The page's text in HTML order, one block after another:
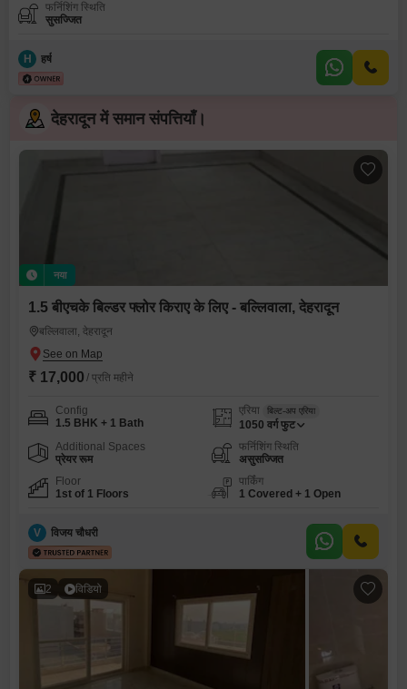
फर्निशिंग स्थिति
सुसज्जित
H हर्ष
देहरादून में समान संपत्तियाँ।
नया
1.5 बीएचके बिल्डर फ्लोर किराए के लिए - बल्लिवाला, देहरादून
बल्लिवाला, देहरादून
₹ 17,000 / प्रति महीने
Config
1.5 BHK + 1 Bath
एरिया बिल्ट-अप एरिया
1050 वर्ग फुट
Additional Spaces
प्रेयर रूम
फर्निशिंग स्थिति
असुसज्जित
Floor
1st of 1 Floors
पार्किंग
1 Covered + 1 Open
V विजय चौधरी
2 विडियो